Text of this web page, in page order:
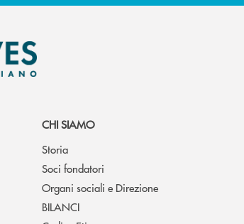
CHI SIAMO
Storia
Soci fondatori
Organi sociali e Direzione
BILANCI